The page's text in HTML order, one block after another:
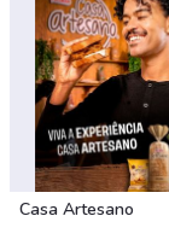
Casa Artesano